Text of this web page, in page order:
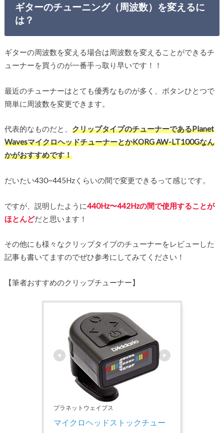
ギターのチューニング（周波数）を変えるに
は？
ギターの周波数を変える場合は周波数を変えることができるチ
ューナーを買うのが一番手っ取り早いです！！
最近のチューナーはとても優秀なものが多く、ボタンひとつで
簡単に周波数を変更できます。
代表的なものだと、 クリップタイプのチューナーであるPlanet
WavesマイクロヘッドチューナーとかKORG AW-LT100Gなん
かがおすすめです！
だいたい430~445Hzくらいの間で変更できるって感じです。
ですが、説明したように440Hz〜442Hzの間で使用することが
ほとんどだと思います！
その他にも様々なクリップタイプのチューナーをレビューした
記事も書いてますのでぜひ参考にしてみてください！
【筆者おすすめのクリップチューナー】
プラネットウェイブス
マイクロヘッドストックチュー